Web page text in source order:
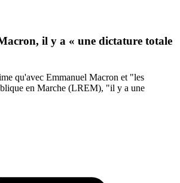
il y a « une dictature totale
qu'avec Emmanuel Macron et "les
en Marche (LREM), "il y a une